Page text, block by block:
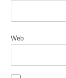
Web